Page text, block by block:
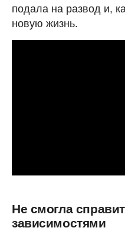
подала на развод и,
новую жизнь.
Не смогла
зависимостями